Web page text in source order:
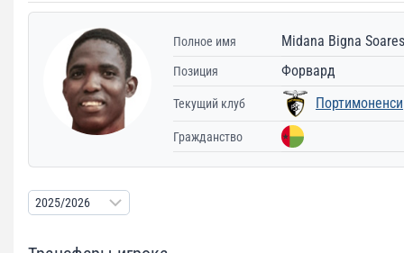
Полное имя Midana Bigna
Позиция Форвард
Текущий клуб Портимоненси
Гражданство